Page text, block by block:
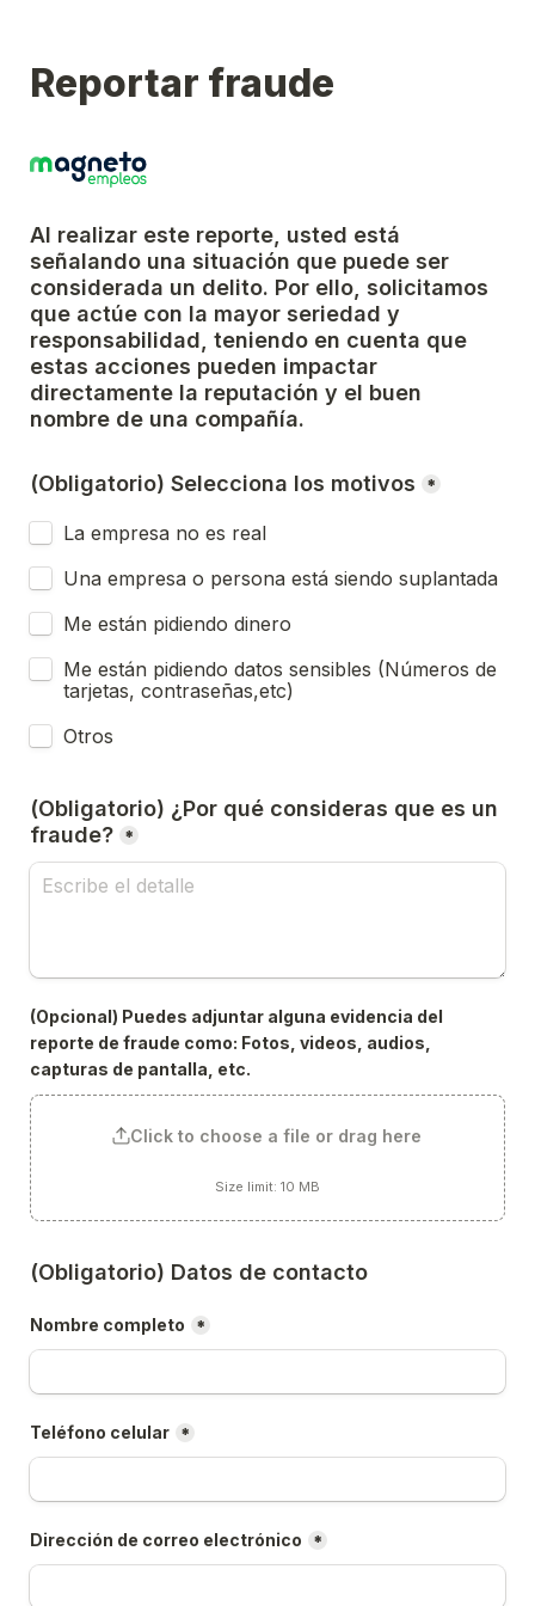
Reportar fraude
Al realizar este reporte, usted está
señalando una situación que puede ser
considerada un delito. Por ello, solicitamos
que actúe con la mayor seriedad y
responsabilidad, teniendo en cuenta que
estas acciones pueden impactar
directamente la reputación y el buen
nombre de una compañía.
(Obligatorio) Selecciona los motivos *
La empresa no es real
Una empresa o persona está siendo suplantada
Me están pidiendo dinero
Me están pidiendo datos sensibles (Números de
tarjetas, contraseñas,etc)
Otros
(Obligatorio) ¿Por qué consideras que es un
fraude? *
(Opcional) Puedes adjuntar alguna evidencia del
reporte de fraude como: Fotos, videos, audios,
capturas de pantalla, etc.
Click to choose a file or drag here
Size limit: 10 MB
(Obligatorio) Datos de contacto
Nombre completo *
Teléfono celular *
Dirección de correo electrónico *